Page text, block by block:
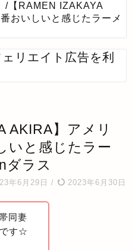
/ 【RAMEN IZAKAYA
おいしいと感じたラーメ
リエイト広告を利
AKIRA】アメリ
いと感じたラー
ダラス
年6月29日 / 2023年6月30日
同妻
です☆